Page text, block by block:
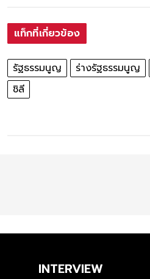
แท็กที่เกี่ยวข้อง
รัฐธรรมนูญ ร่างรัฐธรรมนูญ
ชิลี
INTERVIEW